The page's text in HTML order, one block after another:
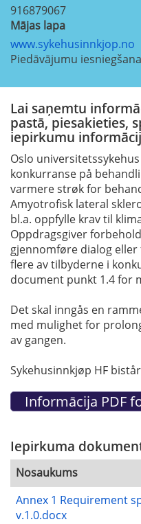
916879067
Mājas lapa
www.sykehusinnkjop.no
Piedāvājumu
Lai saņemtu
pastā, piesakieties,
iepirkumu
Oslo
konkurranse på
varmere strøk for
Amyotrofisk lateral
bl.a. oppfylle krav til
Oppdragsgiver
gjennomføre dialog
flere av tilbyderne i
document punkt 1.4 for
Det skal inngås en
med mulighet for
av gangen.
Sykehusinnkjøp HF
Iepirkuma
Nosaukums
Annex 1 Requirement
v.1.0.docx